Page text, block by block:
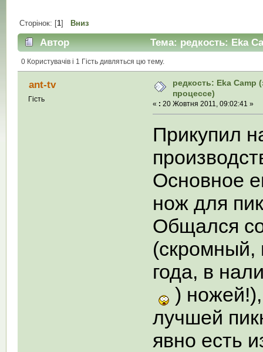
Сторінок: [1] Вниз
Автор Тема: редкость: Eka
0 Користувачів і 1 Гість дивляться цю тему.
ant-tv
Гість
редкость: Eka Camp
процессе)
« : 20 Жовтня 2011, 09:02:41 »
Прикупил
Основное
нож для
Общался
(скромный,
года, в
)
лучшей
явно есть